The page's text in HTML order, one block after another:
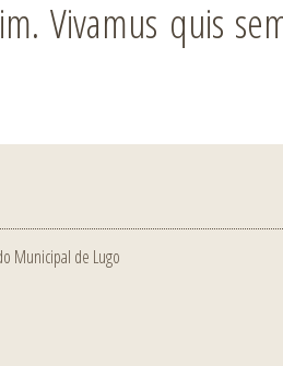
Vivamus quis
Municipal de Lugo